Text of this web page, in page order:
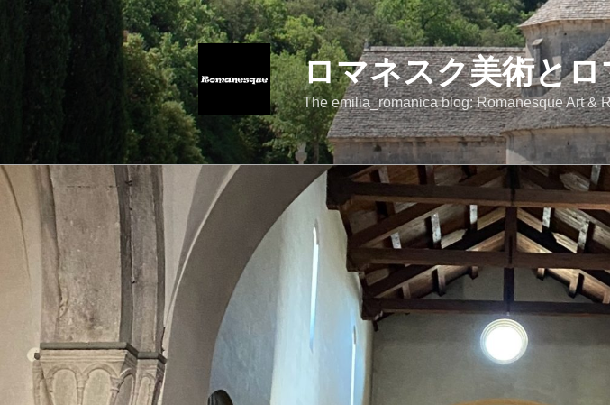
キ
ッ
ロマネスク美術と
The emilia_romanica blog: Romanesque Art &